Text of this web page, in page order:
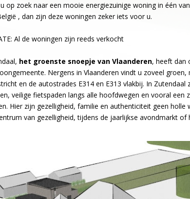
op zoek naar een mooie energiezuinige woning in één
, dan zijn deze woningen zeker iets voor u.
Al de woningen zijn reeds verkocht
het groenste snoepje van Vlaanderen, heeft dan
Nergens in Vlaanderen vindt u zoveel
en de autostrades E314 en E313 vlakbij. In Zutendaal
veilige fietspaden langs alle hoofdwegen en vooral een
Hier zijn gezelligheid, familie en authenticiteit geen
van gezelligheid, tijdens de jaarlijkse avondmarkt of